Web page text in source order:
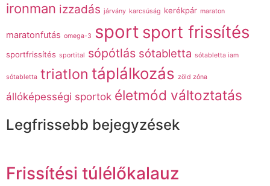
ironman izzadás járvány karcsúság kerékpár maraton
maratonfutás omega-3 sport sport frissítés
sportfrissítés sportital sópótlás sótabletta sótabletta iam
sótabletta triatlon táplálkozás zöld zóna
állóképességi sportok életmód változtatás
Legfrissebb bejegyzések
Frissítési túlélőkalauz